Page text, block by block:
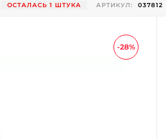
ОСТАЛАСЬ 1 ШТУКА АРТИКУЛ: 037812
-28%
платежей